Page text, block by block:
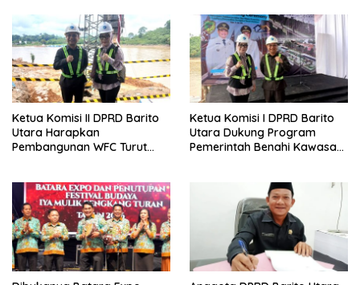
Ketua Komisi II DPRD Barito
Utara Harapkan
Pembangunan WFC Turut
Ketua Komisi I DPRD Barito
Utara Dukung Program
Pemerintah Benahi Kawasan